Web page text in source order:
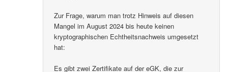
Zur Frage, warum man trotz Hinweis auf diesen
Mangel im August 2024 bis heute keinen
kryptographischen Echtheitsnachweis umgesetzt
hat:
Es gibt zwei Zertifikate auf der eGK, die zur